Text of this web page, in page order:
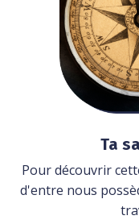
Ta
Pour découvrir
d'entre nous